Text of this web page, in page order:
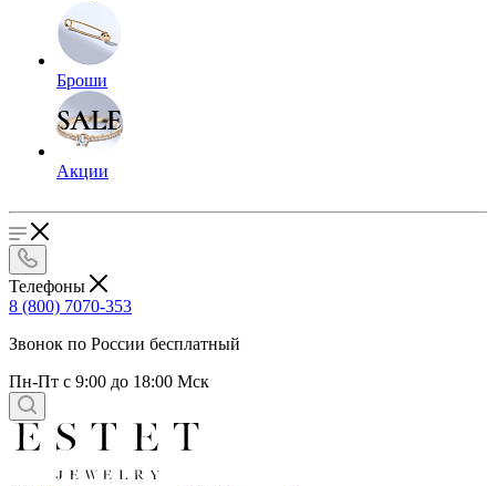
Броши
Акции
Телефоны
8 (800) 7070-353
Звонок по России бесплатный
Пн-Пт с 9:00 до 18:00 Мск